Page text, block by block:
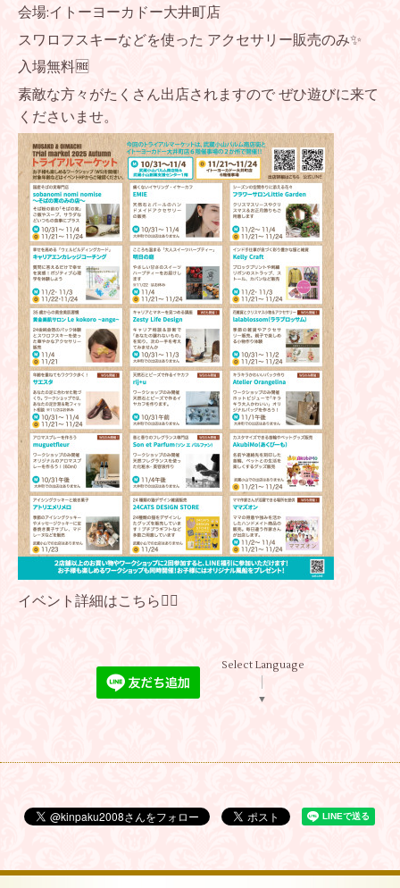
会場:イトーヨーカドー大井町店
スワロフスキーなどを使った アクセサリー販売のみ✨
入場無料🆓
素敵な方々がたくさん出店されますので ぜひ遊びに来て
くださいませ。
イベント詳細はこちら💁‍♀️
Select Language
▼